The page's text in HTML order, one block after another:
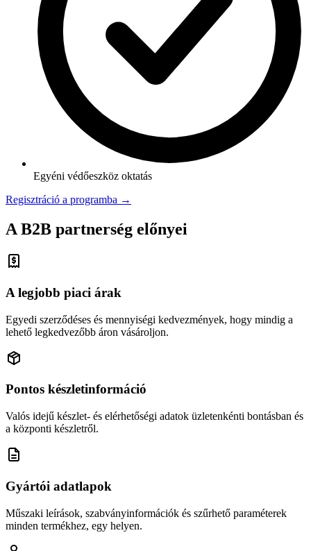
Egyéni védőeszköz oktatás
Regisztráció a programba →
A B2B partnerség előnyei
A legjobb piaci árak
Egyedi szerződéses és mennyiségi kedvezmények, hogy mindig a
lehető legkedvezőbb áron vásároljon.
Pontos készletinformáció
Valós idejű készlet- és elérhetőségi adatok üzletenkénti bontásban és
a központi készletről.
Gyártói adatlapok
Műszaki leírások, szabványinformációk és szűrhető paraméterek
minden termékhez, egy helyen.